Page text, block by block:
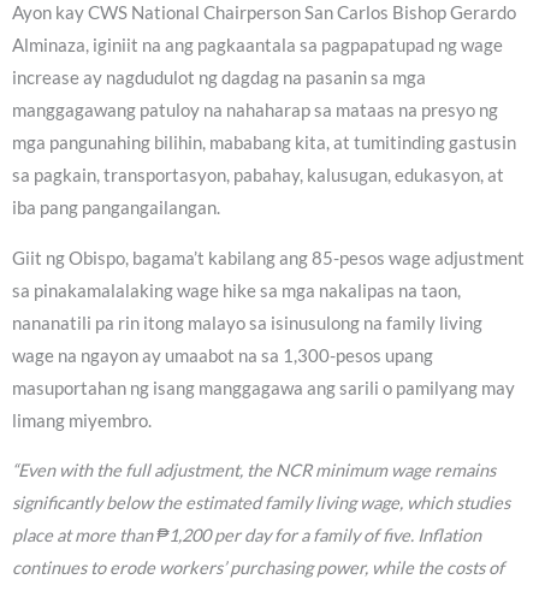
Ayon kay CWS National Chairperson San Carlos Bishop Gerardo
Alminaza, iginiit na ang pagkaantala sa pagpapatupad ng wage
increase ay nagdudulot ng dagdag na pasanin sa mga
manggagawang patuloy na nahaharap sa mataas na presyo ng
mga pangunahing bilihin, mababang kita, at tumitinding gastusin
sa pagkain, transportasyon, pabahay, kalusugan, edukasyon, at
iba pang pangangailangan.
Giit ng Obispo, bagama’t kabilang ang 85-pesos wage adjustment
sa pinakamalalaking wage hike sa mga nakalipas na taon,
nananatili pa rin itong malayo sa isinusulong na family living
wage na ngayon ay umaabot na sa 1,300-pesos upang
masuportahan ng isang manggagawa ang sarili o pamilyang may
limang miyembro.
“Even with the full adjustment, the NCR minimum wage remains
significantly below the estimated family living wage, which studies
place at more than ₱1,200 per day for a family of five. Inflation
continues to erode workers’ purchasing power, while the costs of